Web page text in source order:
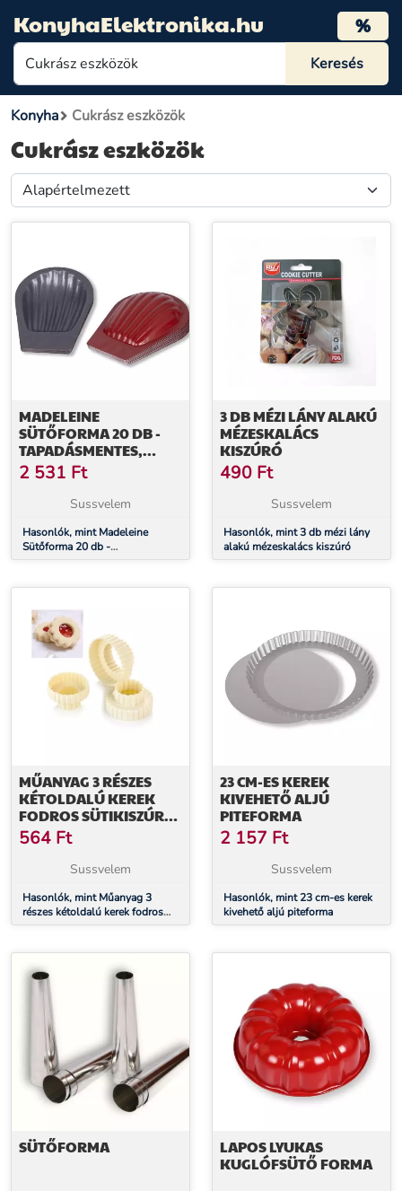
KonyhaElektronika.hu %
Konyha Cukrász eszközök
Cukrász eszközök
MADELEINE
SÜTŐFORMA 20 DB -
TAPADÁSMENTES,
KAGYLÓ SÜTIKHEZ
2 531 Ft
Sussvelem
Hasonlók, mint Madeleine
Sütőforma 20 db -
Tapadásmentes, Kagyló
3 DB MÉZI LÁNY ALAKÚ
MÉZESKALÁCS
KISZÚRÓ
490 Ft
Sussvelem
Hasonlók, mint 3 db mézi lány
alakú mézeskalács kiszúró
MŰANYAG 3 RÉSZES
KÉTOLDALÚ KEREK
FODROS SÜTIKISZÚRÓ
KÉSZLET
564 Ft
Sussvelem
Hasonlók, mint Műanyag 3
részes kétoldalú kerek fodros
sütikiszúró készlet
23 CM-ES KEREK
KIVEHETŐ ALJÚ
PITEFORMA
2 157 Ft
Sussvelem
Hasonlók, mint 23 cm-es kerek
kivehető aljú piteforma
SÜTŐFORMA
LAPOS LYUKAS
KUGLÓFSÜTŐ FORMA